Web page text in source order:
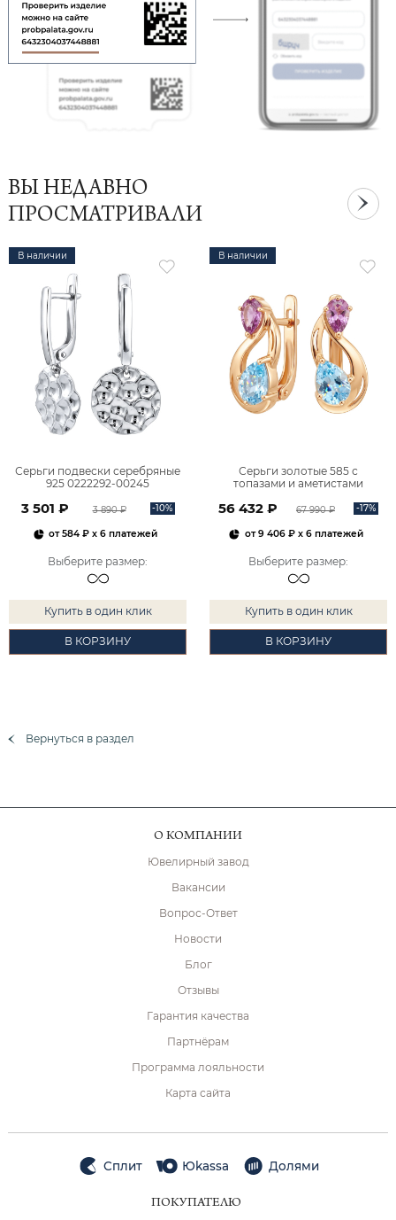
ВЫ НЕДАВНО
ПРОСМАТРИВАЛИ
В наличии
Серьги подвески серебряные
925 0222292-00245
3 501 ₽ 3 890 ₽ -10%
от584 ₽ x 6 платежей
Выберите размер:
Купить в один клик
В КОРЗИНУ
В наличии
Серьги золотые 585 с
топазами и аметистами
56 432 ₽ 67 990 ₽ -17%
от9 406 ₽x 6 платежей
Выберите размер:
Купить в один клик
В КОРЗИНУ
Вернуться в раздел
О КОМПАНИИ
Ювелирный завод
Вакансии
Вопрос-Ответ
Новости
Блог
Отзывы
Гарантия качества
Партнёрам
Программа лояльности
Карта сайта
Сплит Юkassa Долями
ПОКУПАТЕЛЮ